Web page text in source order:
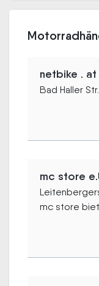
netbike . at
Bad Haller
mc store
mc store